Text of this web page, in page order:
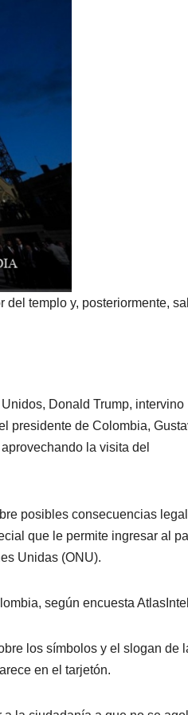
del templo y, posteriormente,
Donald Trump, intervino
presidente de Colombia,
la visita del
posibles consecuencias
que le permite ingresar al
Unidas (ONU).
según encuesta
los símbolos y el slogan de
en el tarjetón.